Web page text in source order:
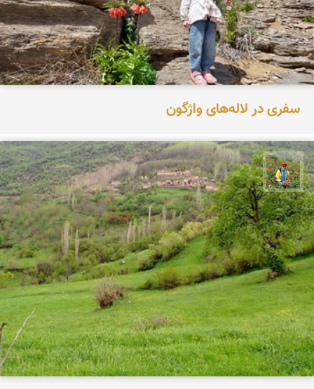
سفری در لاله‌های واژگون
اسفندیار خدایی